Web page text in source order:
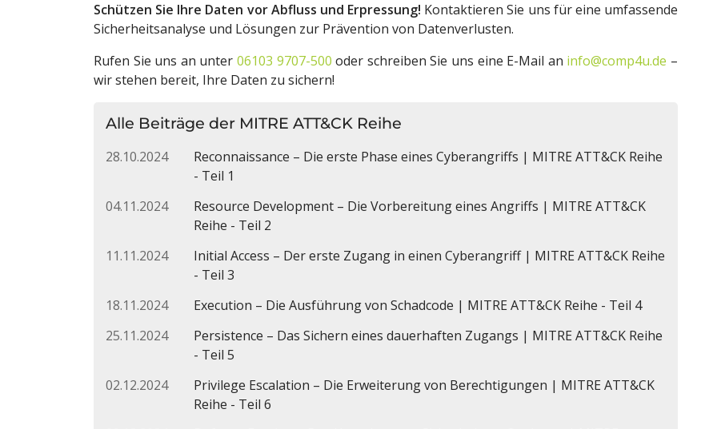
Schützen Sie Ihre Daten vor Abfluss und Erpressung! Kontaktieren Sie uns für eine umfassende
Sicherheitsanalyse und Lösungen zur Prävention von Datenverlusten.
Rufen Sie uns an unter 06103 9707-500 oder schreiben Sie uns eine E-Mail an info@comp4u.de –
wir stehen bereit, Ihre Daten zu sichern!
Alle Beiträge der MITRE ATT&CK Reihe
Reconnaissance – Die erste Phase eines Cyberangriffs | MITRE ATT&CK Reihe
- Teil 1
28.10.2024
Resource Development – Die Vorbereitung eines Angriffs | MITRE ATT&CK
Reihe - Teil 2
04.11.2024
Initial Access – Der erste Zugang in einen Cyberangriff | MITRE ATT&CK Reihe
- Teil 3
11.11.2024
Execution – Die Ausführung von Schadcode | MITRE ATT&CK Reihe - Teil 4
18.11.2024
Persistence – Das Sichern eines dauerhaften Zugangs | MITRE ATT&CK Reihe
- Teil 5
25.11.2024
Privilege Escalation – Die Erweiterung von Berechtigungen | MITRE ATT&CK
Reihe - Teil 6
02.12.2024